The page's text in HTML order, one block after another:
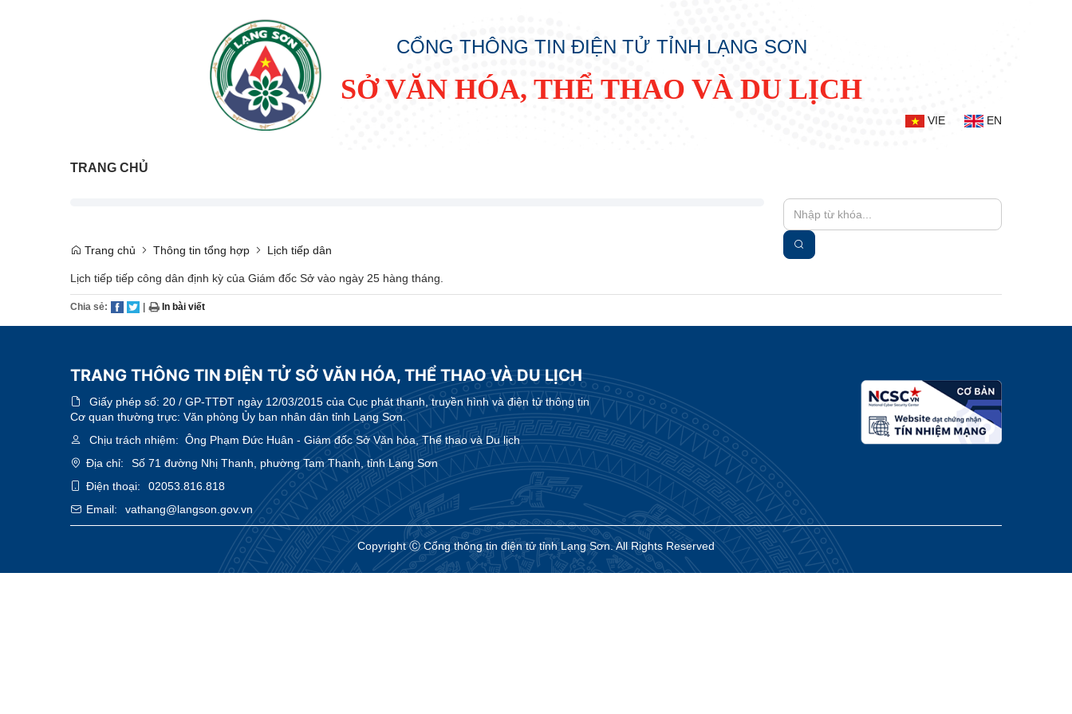
CỔNG THÔNG TIN ĐIỆN TỬ TỈNH LẠNG SƠN
SỞ VĂN HÓA, THỂ THAO VÀ DU LỊCH
VIE EN
TRANG CHỦ
Trang chủ Thông tin tổng hợp Lịch tiếp dân
Lịch tiếp tiếp công dân định kỳ của Giám đốc Sở vào ngày 25 hàng tháng.
Chia sẻ: | In bài viết
TRANG THÔNG TIN ĐIỆN TỬ SỞ VĂN HÓA, THỂ THAO VÀ DU LỊCH
Giấy phép số: 20 / GP-TTĐT ngày 12/03/2015 của Cục phát thanh, truyền hình và điện tử thông tin
Cơ quan thường trực: Văn phòng Ủy ban nhân dân tỉnh Lạng Sơn.
Chịu trách nhiệm: Ông Phạm Đức Huân - Giám đốc Sở Văn hóa, Thể thao và Du lịch
Địa chỉ:
Số 71 đường Nhị Thanh, phường Tam Thanh, tỉnh Lạng Sơn
Điện thoại:
02053.816.818
Email:
vathang@langson.gov.vn
Copyright Ⓒ Cổng thông tin điện tử tỉnh Lạng Sơn. All Rights Reserved